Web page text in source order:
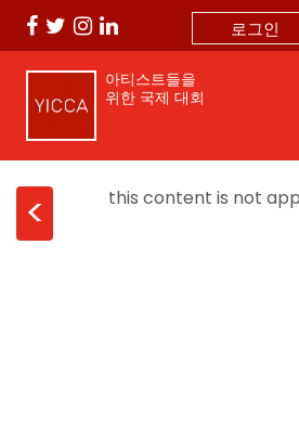
로그인
아티스트들을
위한 국제 대회
< this content is not